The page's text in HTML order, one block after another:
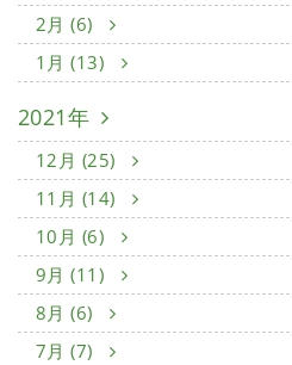
2月 (6)
1月 (13)
2021年
12月 (25)
11月 (14)
10月 (6)
9月 (11)
8月 (6)
7月 (7)